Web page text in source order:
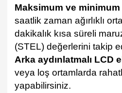
Maksimum ve minimum
saatlik zaman ağırlıklı
dakikalık kısa süreli
(STEL) değerlerini takip
Arka aydınlatmalı LCD
veya loş ortamlarda
yapabilirsiniz.